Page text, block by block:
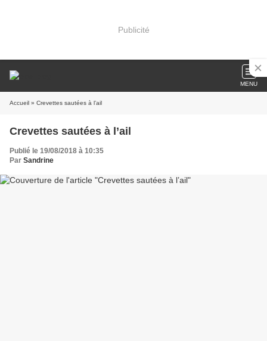
Publicité
MENU
Accueil » Crevettes sautées à l’ail
Crevettes sautées à l’ail
Publié le 19/08/2018 à 10:35
Par Sandrine